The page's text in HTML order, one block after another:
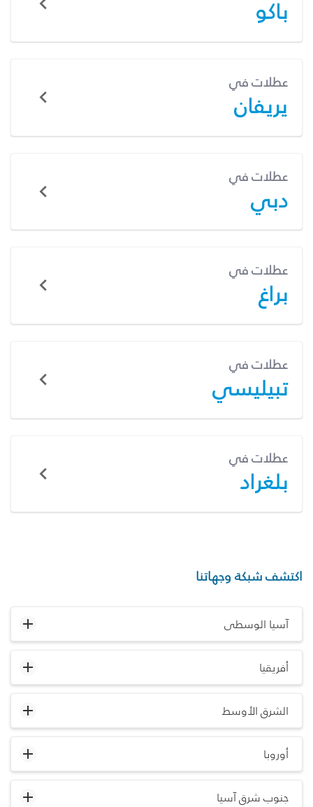
باكو
عطلات في
يريفان
عطلات في
دبي
عطلات في
براغ
عطلات في
تبيليسي
عطلات في
بلغراد
اكتشف شبكة وجهاتنا
آسيا الوسطى
أفريقيا
الشرق الأوسط
أوروبا
جنوب شرق آسيا